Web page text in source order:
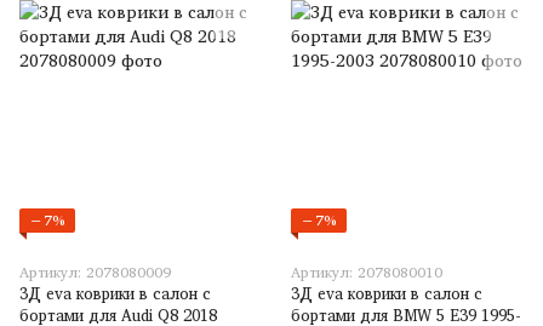
−7%
Артикул: 2078080009
3Д eva коврики в салон с
бортами для Audi Q8 2018
−7%
Артикул: 2078080010
3Д eva коврики в салон с
бортами для BMW 5 E39 1995-